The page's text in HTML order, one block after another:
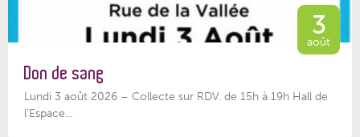
3
août
Don de sang
Lundi 3 août 2026 – Collecte sur RDV. de 15h à 19h Hall de
l'Espace...